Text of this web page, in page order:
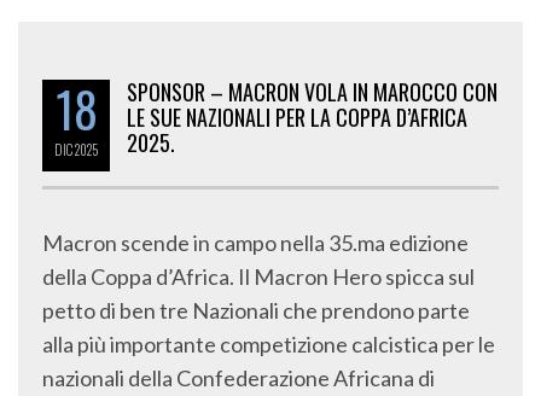
18
DIC2025
SPONSOR – MACRON VOLA IN MAROCCO CON
LE SUE NAZIONALI PER LA COPPA D’AFRICA
2025.
Macron scende in campo nella 35.ma edizione
della Coppa d’Africa. Il Macron Hero spicca sul
petto di ben tre Nazionali che prendono parte
alla più importante competizione calcistica per le
nazionali della Confederazione Africana di